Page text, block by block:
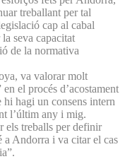
treballant per tal
cap al cabal
seva capacitat
de la normativa
va valorar molt
el procés d’acostament
hagi un consens intern
l’últim any i mig.
els treballs per definir
a Andorra i va citar el cas